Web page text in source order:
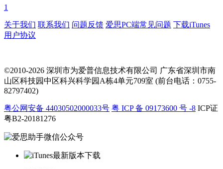
1
关于我们 联系我们 问题反馈 爱思PC端常见问题 下载iTunes
用户协议
©2010-2026 深圳市为爱普信息技术有限公司 广东省深圳市南
山区科技园中区科兴科学园A栋4单元709室 (前台电话：0755-
82797402)
粤公网安备 44030502000033号 粤 ICP 备 09173600 号 -8 ICP证
粤B2-20181276